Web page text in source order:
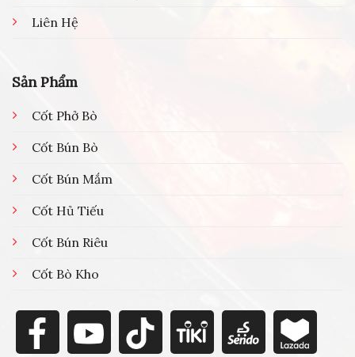
Liên Hệ
Sản Phẩm
Cốt Phở Bò
Cốt Bún Bò
Cốt Bún Mắm
Cốt Hủ Tiếu
Cốt Bún Riêu
Cốt Bò Kho